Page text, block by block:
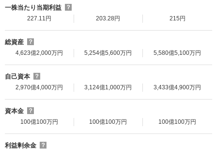
一株当たり当期利益
？
227.11円
203.28円 215円
総資産
？
4,623億2,000万円
5,254億5,600万円 5,580億5,100万円
自己資本
？
2,970億4,000万円
3,124億1,000万円 3,433億4,900万円
資本金
？
100億100万円
100億100万円 100億100万円
利益剰余金
？